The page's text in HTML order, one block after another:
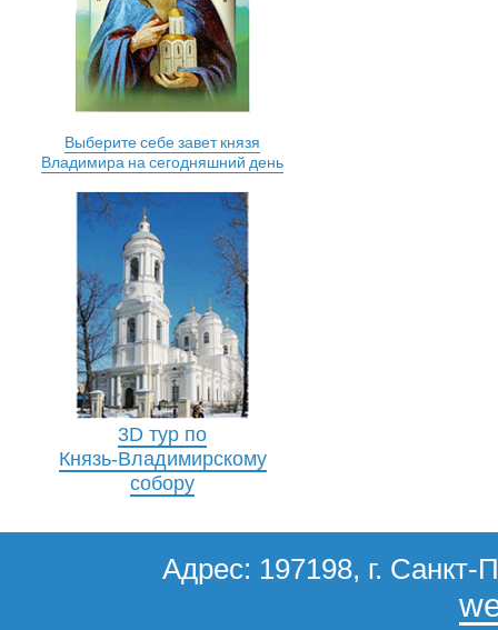
Выберите себе завет князя
Владимира на сегодняшний день
3D тур по
Князь-Владимирскому
собору
Адрес: 197198, г. Санкт-